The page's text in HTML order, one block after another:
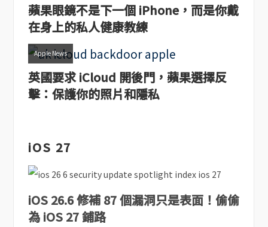
蘋果眼鏡不是下一個 iPhone，而是你戴
在身上的私人健康教練
Apple News
英國要求 iCloud 開後門，蘋果選擇反
擊：保護你的照片和隱私
iOS 27
iOS 26.6 修補 87 個漏洞只是表面！偷偷
為 iOS 27 鋪路